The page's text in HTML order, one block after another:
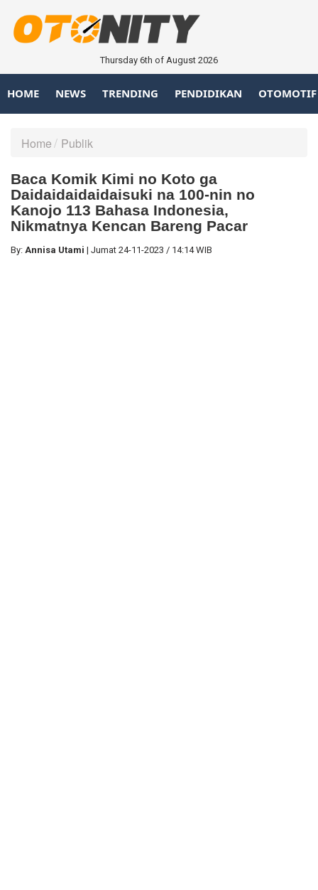
Thursday 6th of August 2026
HOME NEWS TRENDING PENDIDIKAN OTOMOTIF
Home Publik
Baca Komik Kimi no Koto ga
Daidaidaidaidaisuki na 100-nin no
Kanojo 113 Bahasa Indonesia,
Nikmatnya Kencan Bareng Pacar
By: Annisa Utami | Jumat 24-11-2023 / 14:14 WIB